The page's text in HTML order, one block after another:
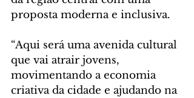
proposta moderna e inclusiva.
“Aqui será uma avenida cultural
que vai atrair jovens,
movimentando a economia
criativa da cidade e ajudando na